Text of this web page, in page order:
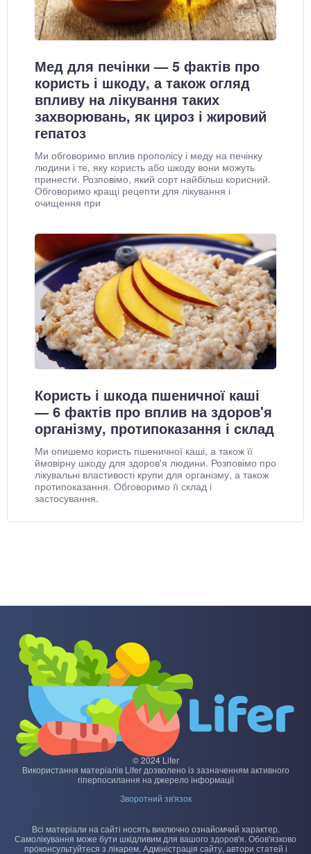
Мед для печінки — 5 фактів про
користь і шкоду, а також огляд
впливу на лікування таких
захворювань, як цироз і жировий
гепатоз
Ми обговоримо вплив прополісу і меду на печінку
людини і те, яку користь або шкоду вони можуть
принести. Розповімо, який сорт найбільш корисний.
Обговоримо кращі рецепти для лікування і
очищення при
Користь і шкода пшеничної каші
— 6 фактів про вплив на здоров'я
організму, протипоказання і склад
Ми опишемо користь пшеничної каші, а також її
ймовірну шкоду для здоров'я людини. Розповімо про
лікувальні властивості крупи для організму, а також
протипоказання. Обговоримо її склад і
застосування.
© 2024 Lifer
Використання матеріалів Lifer дозволено із зазначенням активного
гіперпосилання на джерело інформації
Зворотний зв'язок
Всі матеріали на сайті носять виключно ознайомчий характер.
Самолікування може бути шкідливим для вашого здоров'я. Обов'язково
проконсультуйтеся з лікарем. Адміністрація сайту, автори статей і